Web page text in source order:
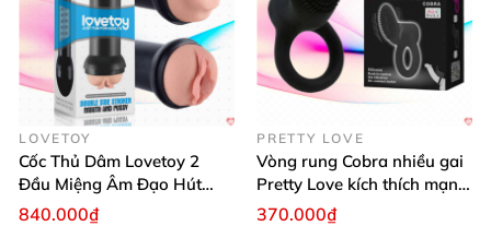
LOVETOY
Cốc Thủ Dâm Lovetoy 2
Đầu Miệng Âm Đạo Hút
Thăng Hoa
840.000₫
PRETTY LOVE
Vòng rung Cobra nhiều gai
Pretty Love kích thích mạnh
tăng khoái cảm
370.000₫